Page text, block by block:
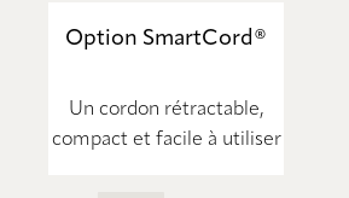
Option SmartCord®
Un cordon rétractable,
compact et facile à utiliser